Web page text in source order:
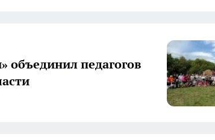
объединил педагогов